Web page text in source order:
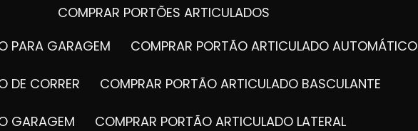
COMPRAR PORTÕES ARTICULADOS
PARA GARAGEM
COMPRAR PORTÃO ARTICULADO AUTOMÁTICO
DE CORRER COMPRAR PORTÃO ARTICULADO BASCULANTE
GARAGEM COMPRAR PORTÃO ARTICULADO LATERAL